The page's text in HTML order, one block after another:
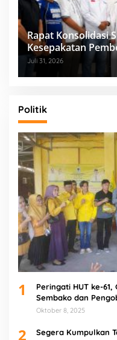
Rapat Konsolidasi
Kesepakatan
Kolaboratif
Juli 31, 2026
Politik
1
Peringati HUT ke-
Sembako dan
Oktober 8, 2025
2
Segera Kumpulkan